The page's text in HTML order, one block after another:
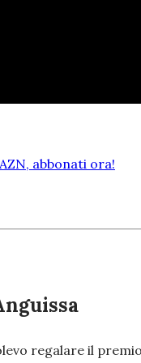
abbonati ora!
regalare il